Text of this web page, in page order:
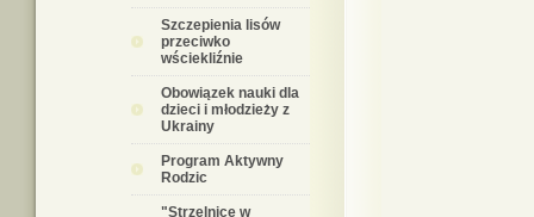
Szczepienia lisów
przeciwko
wściekliźnie
Obowiązek nauki dla
dzieci i młodzieży z
Ukrainy
Program Aktywny
Rodzic
"Strzelnice w